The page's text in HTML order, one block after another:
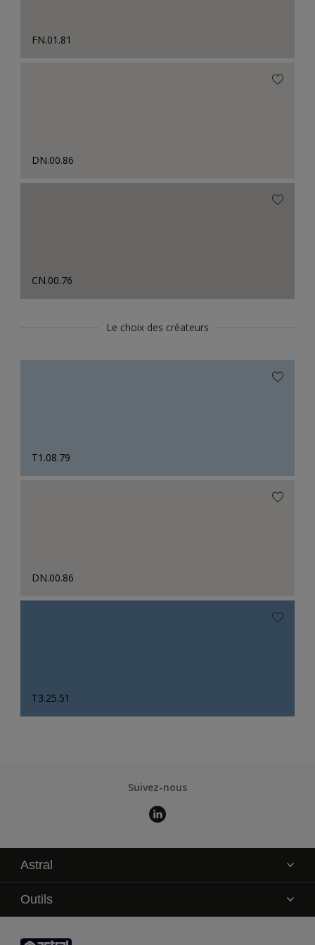
FN.01.81
DN.00.86
CN.00.76
Le choix des créateurs
T1.08.79
DN.00.86
T3.25.51
Suivez-nous
Astral
La marque
Service technique
Contact
Outils